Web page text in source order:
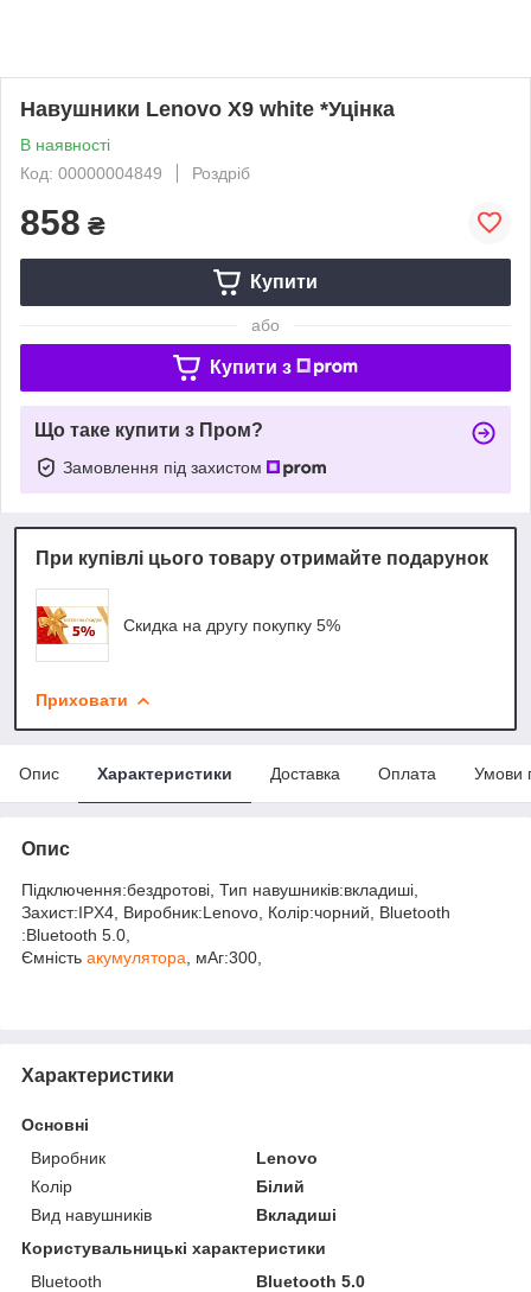
Навушники Lenovo X9 white *Уцінка
В наявності
Код: 00000004849
Роздріб
858 ₴
Купити
або
Купити з
Що таке купити з Пром?
Замовлення під захистом
При купівлі цього товару отримайте подарунок
Скидка на другу покупку 5%
Приховати
Опис Характеристики Доставка Оплата Умови
Опис
Підключення:бездротові, Тип навушників:вкладиші,
Захист:IPX4, Виробник:Lenovo, Колір:чорний, Bluetooth
:Bluetooth 5.0,
Ємність акумулятора , мАг:300,
Характеристики
Основні
Виробник
Lenovo
Колір
Білий
Вид навушників
Вкладиші
Користувальницькі характеристики
Bluetooth
Bluetooth 5.0